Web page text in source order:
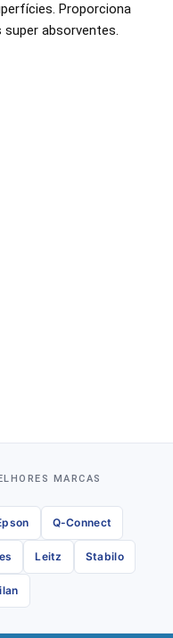
Proporciona
absorventes.
MARCAS
Q-Connect
Leitz Stabilo